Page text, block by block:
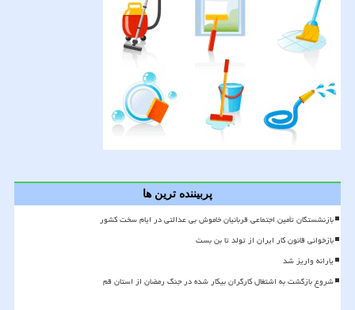
پربیننده ترین ها
بازنشستگان تأمین اجتماعی قربانیان خاموش بی عدالتی در ایام سخت کشور
بازخوانی قانون کار ایران از تولد تا بن بست
یارانه واریز شد
شروع بازگشت به اشتغال کارگران بیکار شده در جنگ رمضان از استان قم